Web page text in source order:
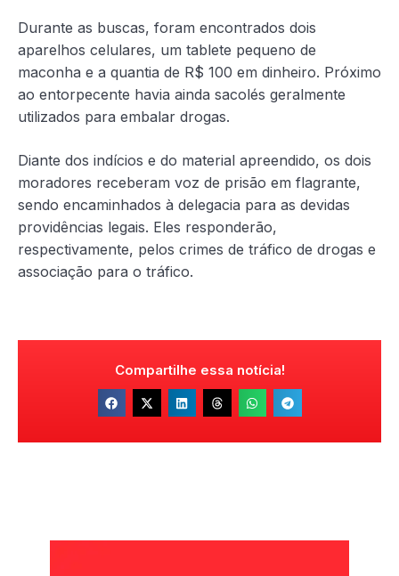
Durante as buscas, foram encontrados dois
aparelhos celulares, um tablete pequeno de
maconha e a quantia de R$ 100 em dinheiro. Próximo
ao entorpecente havia ainda sacolés geralmente
utilizados para embalar drogas.
Diante dos indícios e do material apreendido, os dois
moradores receberam voz de prisão em flagrante,
sendo encaminhados à delegacia para as devidas
providências legais. Eles responderão,
respectivamente, pelos crimes de tráfico de drogas e
associação para o tráfico.
Compartilhe essa notícia!